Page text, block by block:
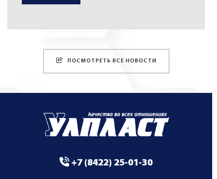
ПОСМОТРЕТЬ ВСЕ НОВОСТИ
+7 (8422) 25-01-30